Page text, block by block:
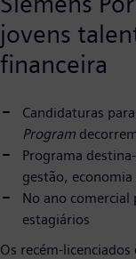
jovens
financeira
Candidaturas
Program
Programa
gestão,
No ano comercial
estagiários
Os recém-